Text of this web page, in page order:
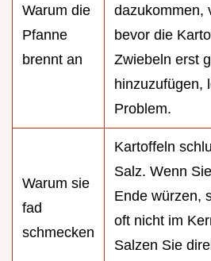
Warum die
Pfanne
brennt an
dazukommen,
bevor die
Zwiebeln erst
hinzuzufügen,
Problem.
Warum sie
fad
schmecken
Kartoffeln
Salz. Wenn
Ende würzen,
oft nicht im
Salzen Sie